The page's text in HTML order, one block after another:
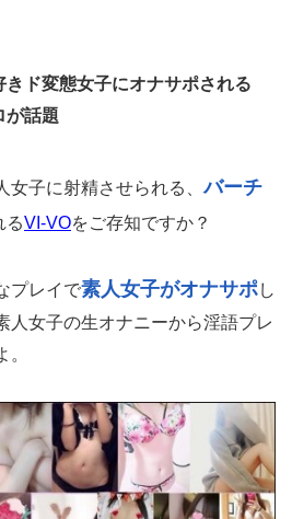
ド変態女子にオナサポされる
が話題
女子に射精させられる、バーチ
るVI-VOをご存知ですか？
プレイで素人女子がオナサポし
人女子の生オナニーから淫語プレ